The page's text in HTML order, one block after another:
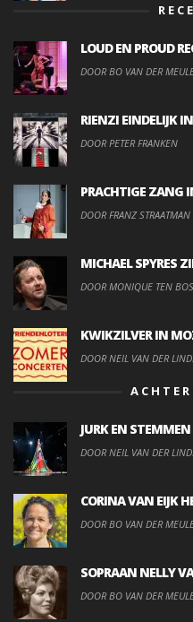
LOUD EN PROUD
DOOR BO VAN DER
RIENZI EINDELIJK
DOOR PETER FRANKEN
PRACHTIGE ZANG
DOOR FRANZ STRAATMAN
MICHAEL SPYRES
DOOR MONIQUE TEN
KWIKZILVER IN
DOOR NEIL VAN DER
JURK EN
DOOR NEIL VAN DER
CORINA VAN EIJK
DOOR BO VAN DER
SOPRAAN NELLY
DOOR BO VAN DER